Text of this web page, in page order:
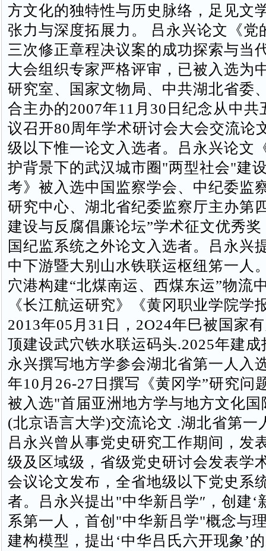
方文化的独特性与历史脉络‌，足见文
张力‌与深度拓展力。‌‌ 吕永兴论文《党
三次修正章程决议案的成功探索与当
大会组织专家严格评审，已被入选为
研究室、国家文物局、中共湖北省委
合主办的2007年11月30日纪念从中共
议召开80周年学术研讨会大会交流论
级以下惟一论文入选者。吕永兴论文
护背景下的武汉城市圈"两型社会"建
考》被入选中国监察学会、中纪委监
研究中心、湖北省纪委监察厅主办第
建设与反腐倡廉论坛”学术征文优秀
国纪监系统之外论文入选者。吕永兴
中下游暨大别山水铁联运枢纽笫一人
穴港构建“北煤南运、西煤东运”物流
《长江航运研究》《黄冈职业学院学
2013年05月31日，2O24年巳被国家
顶建设武穴铁水联运码头.2025年建
永兴撰写地方学参会湖北省第一人入
年10月26-27日撰写《黄冈学”研究问
被入选"首届亚洲地方学与地方文化
(北京语言大学)交流论文 .湖北省第一
吕永兴曾从事党史研究工作期间，发
级及区域级，省级党史研讨会发表学
会议论文发布，全省地级以下党史系
者。吕永兴提出"中华新吕学″，创建‘
系第一人，首创"‌中华新吕学"概念与
建构模型，提出‘‌中华吕氏六开现象’